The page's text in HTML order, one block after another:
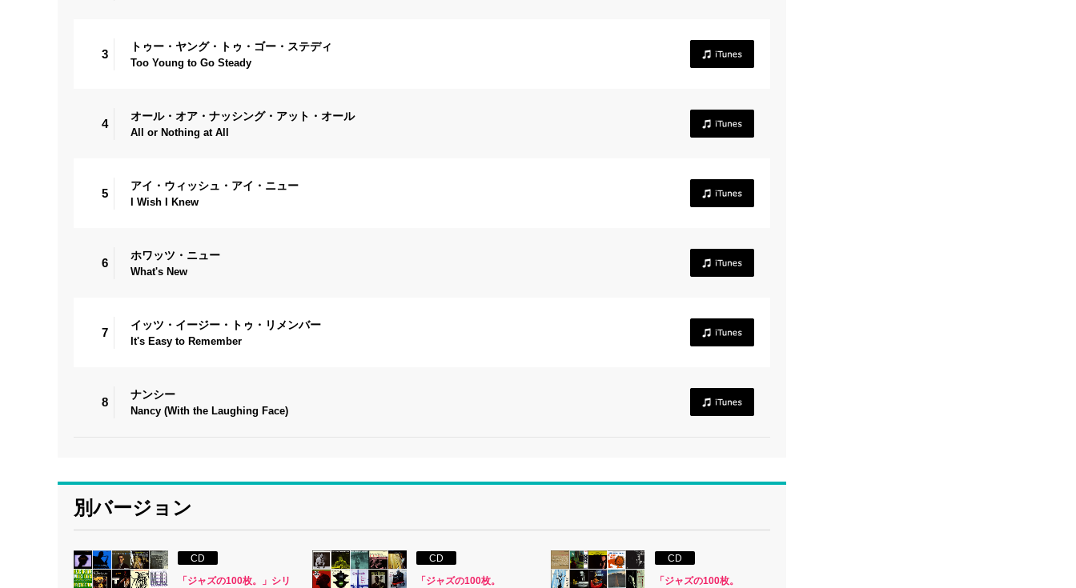
3
トゥー・ヤング・トゥ・ゴー・ステディ
Too Young to Go Steady
4
オール・オア・ナッシング・アット・オール
All or Nothing at All
5
アイ・ウィッシュ・アイ・ニュー
I Wish I Knew
6
ホワッツ・ニュー
What's New
7
イッツ・イージー・トゥ・リメンバー
It's Easy to Remember
8
ナンシー
Nancy (With the Laughing Face)
別バージョン
CD
「ジャズの100枚。」シリ
CD
「ジャズの100枚。
CD
「ジャズの100枚。